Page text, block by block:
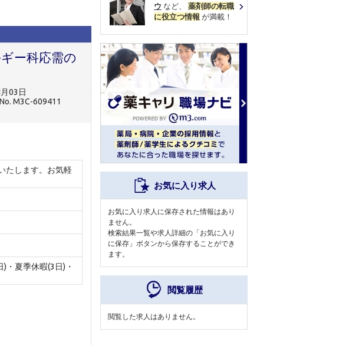
ー科応需の
03日
M3C-609411
たします。お気軽
・夏季休暇(3日)・
ウ など、 薬剤師の転職
に役立つ情報 が満載！
お気に入り求人
お気に入り求人に保存された情報はあり
ません。
検索結果一覧や求人詳細の「お気に入り
に保存」ボタンから保存することができ
ます。
閲覧履歴
閲覧した求人はありません。